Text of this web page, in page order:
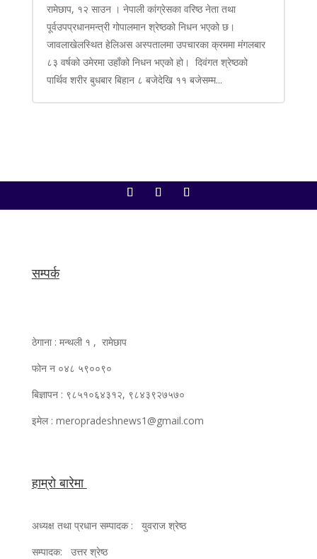
रामेछाप, १२ साउन । नेपाली कांग्रेसका वरिष्ठ नेता तथा
पूर्वउपप्रधानमन्त्री गोपालमान श्रेष्ठको निधन भएको छ।
जावलाखेलस्थित हेलिअस अस्पतालमा उपचारका क्रममा मंगलबार
८३ वर्षको उमेरमा उहाँको निधन भएको हो। दिवंगत श्रेष्ठको
पार्थिव शरीर बुधबार बिहान ८ बजेदेखि ११ बजेसम्म...
सम्पर्क
ठेगाना : मन्थली १ , रामेछाप
फोन न ०४८ ५९००९०
बिज्ञापन : ९८५१०६४३१२, ९८४३९२७५७०
इमेल : meropradeshnews1@gmail.com
हाम्रो बारेमा
अध्यक्ष तथा प्रधान सम्पादक : युवराज श्रेष्ठ
सम्पादक: उत्तर श्रेष्ठ